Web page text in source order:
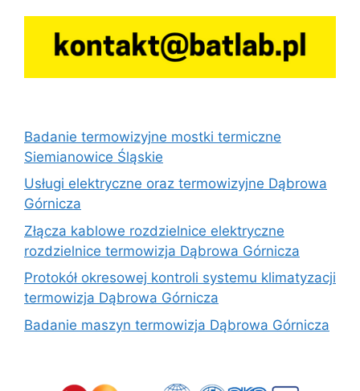
Badanie termowizyjne mostki termiczne
Siemianowice Śląskie
Usługi elektryczne oraz termowizyjne Dąbrowa
Górnicza
Złącza kablowe rozdzielnice elektryczne
rozdzielnice termowizja Dąbrowa Górnicza
Protokół okresowej kontroli systemu klimatyzacji
termowizja Dąbrowa Górnicza
Badanie maszyn termowizja Dąbrowa Górnicza